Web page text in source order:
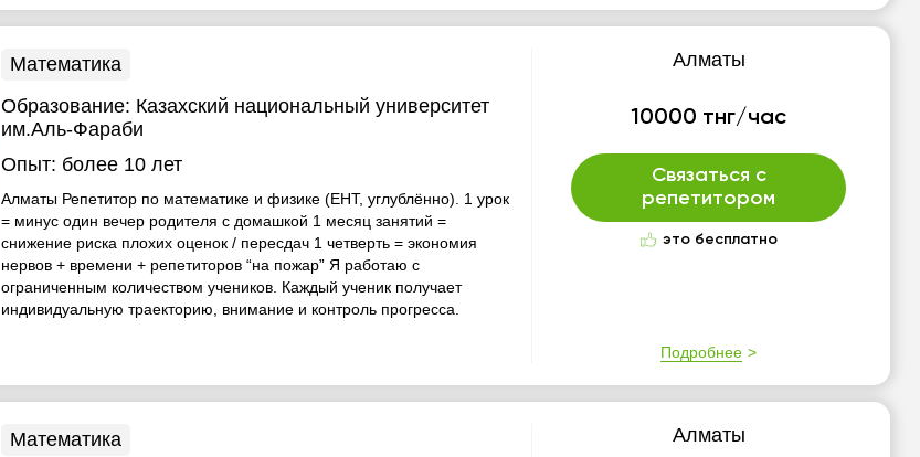
Математика
Образование: Казахский национальный университет
им.Аль-Фараби
Опыт: более 10 лет
Алматы Репетитор по математике и физике (ЕНТ, углублённо). 1 урок
= минус один вечер родителя с домашкой 1 месяц занятий =
снижение риска плохих оценок / пересдач 1 четверть = экономия
нервов + времени + репетиторов “на пожар” Я работаю с
ограниченным количеством учеников. Каждый ученик получает
индивидуальную траекторию, внимание и контроль прогресса.
Алматы
10000 тнг/час
Связаться с
репетитором
это бесплатно
Подробнее
Математика
Алматы